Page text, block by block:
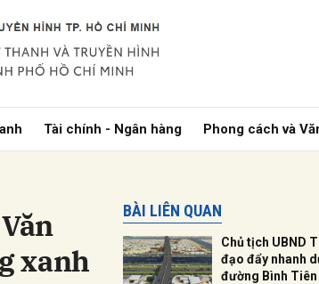
Tài chính - Ngân hàng Phong cách và
xanh
BÀI LIÊN QUAN
Chủ tịch UBND
đạo đẩy nhanh
đường Bình Tiên